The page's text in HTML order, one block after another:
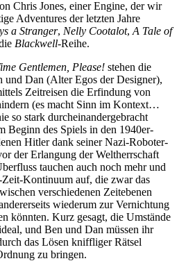
Chris Jones, einer Engine, der wir
Adventures der letzten Jahre
a Stranger, Nelly Cootalot, A Tale of
Blackwell-Reihe.
Gentlemen, Please! stehen die
und Dan (Alter Egos der Designer),
Zeitreisen die Erfindung von
(es macht Sinn im Kontext…
so stark durcheinandergebracht
Beginn des Spiels in den 1940er-
Hitler dank seiner Nazi-Roboter-
der Erlangung der Weltherrschaft
tauchen auch noch mehr und
Kontinuum auf, die zwar das
verschiedenen Zeitebenen
wiederum zur Vernichtung
könnten. Kurz gesagt, die Umstände
und Ben und Dan müssen ihr
das Lösen kniffliger Rätsel
zu bringen.